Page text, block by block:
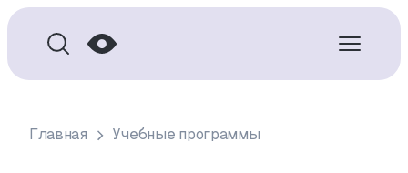
Главная Учебные программы